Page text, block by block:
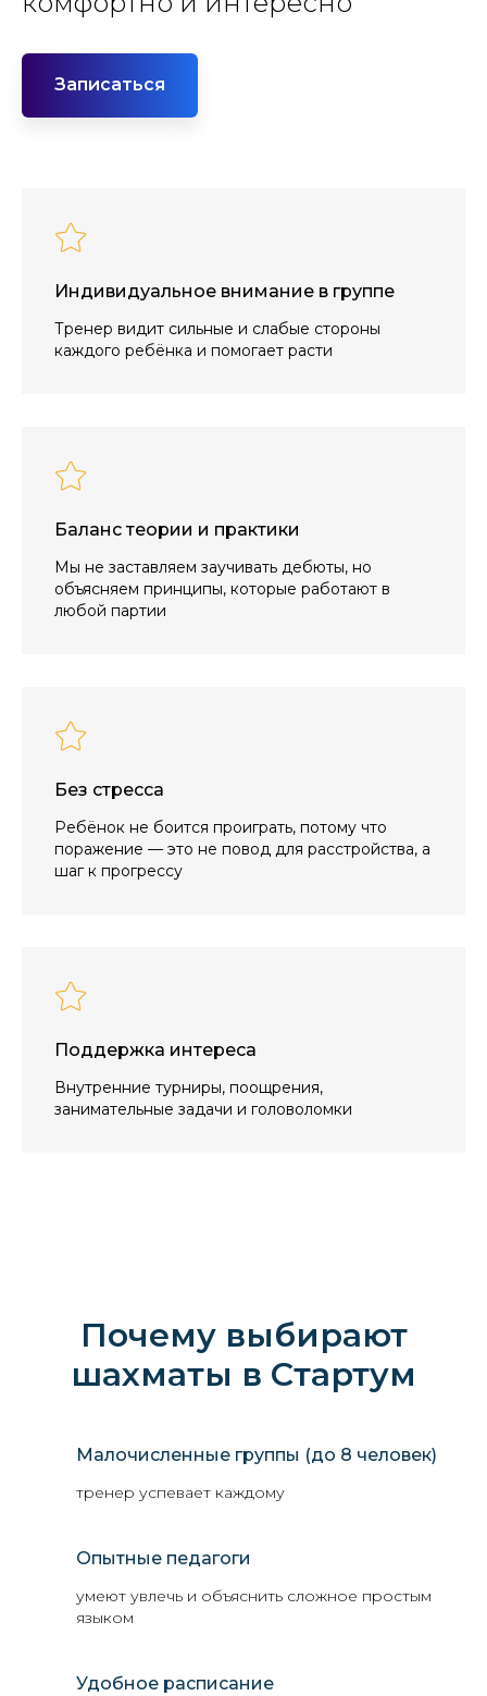
Записаться
Индивидуальное внимание в группе
Тренер видит сильные и слабые стороны
каждого ребёнка и помогает расти
Баланс теории и практики
Мы не заставляем заучивать дебюты, но
объясняем принципы, которые работают в
любой партии
Без стресса
Ребёнок не боится проиграть, потому что
поражение — это не повод для расстройства, а
шаг к прогрессу
Поддержка интереса
Внутренние турниры, поощрения,
занимательные задачи и головоломки
Почему выбирают
шахматы в Стартум
Малочисленные группы (до 8 человек)
тренер успевает каждому
Опытные педагоги
умеют увлечь и объяснить сложное простым
языком
Удобное расписание